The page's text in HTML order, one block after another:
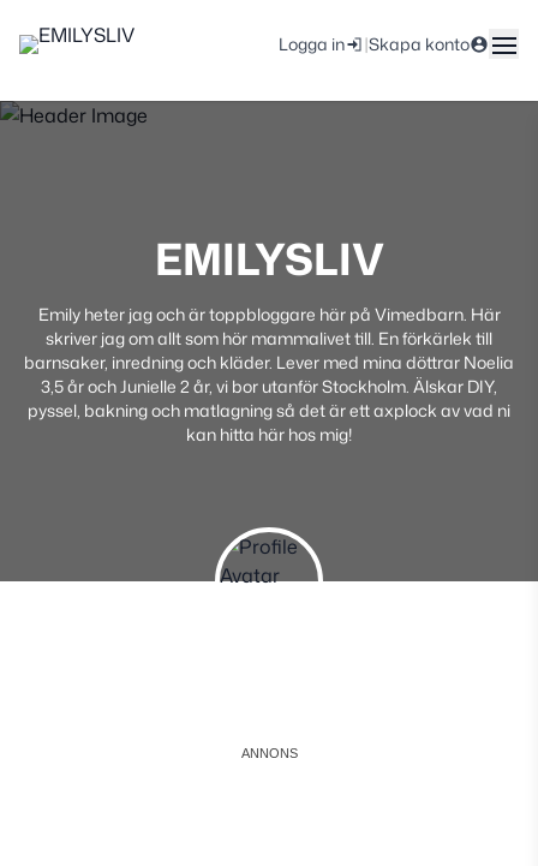
Logga in |Skapa konto
EMILYSLIV
Emily heter jag och är toppbloggare här på Vimedbarn. Här
skriver jag om allt som hör mammalivet till. En förkärlek till
barnsaker, inredning och kläder. Lever med mina döttrar Noelia
3,5 år och Junielle 2 år, vi bor utanför Stockholm. Älskar DIY,
pyssel, bakning och matlagning så det är ett axplock av vad ni
kan hitta här hos mig!